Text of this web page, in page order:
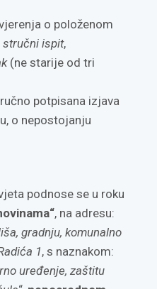
o položenom
stručni ispit,
(ne starije od tri
potpisana izjava
o nepostojanju
podnose se u roku
, na adresu:
gradnju, komunalno
1, s naznakom:
uređenje, zaštitu